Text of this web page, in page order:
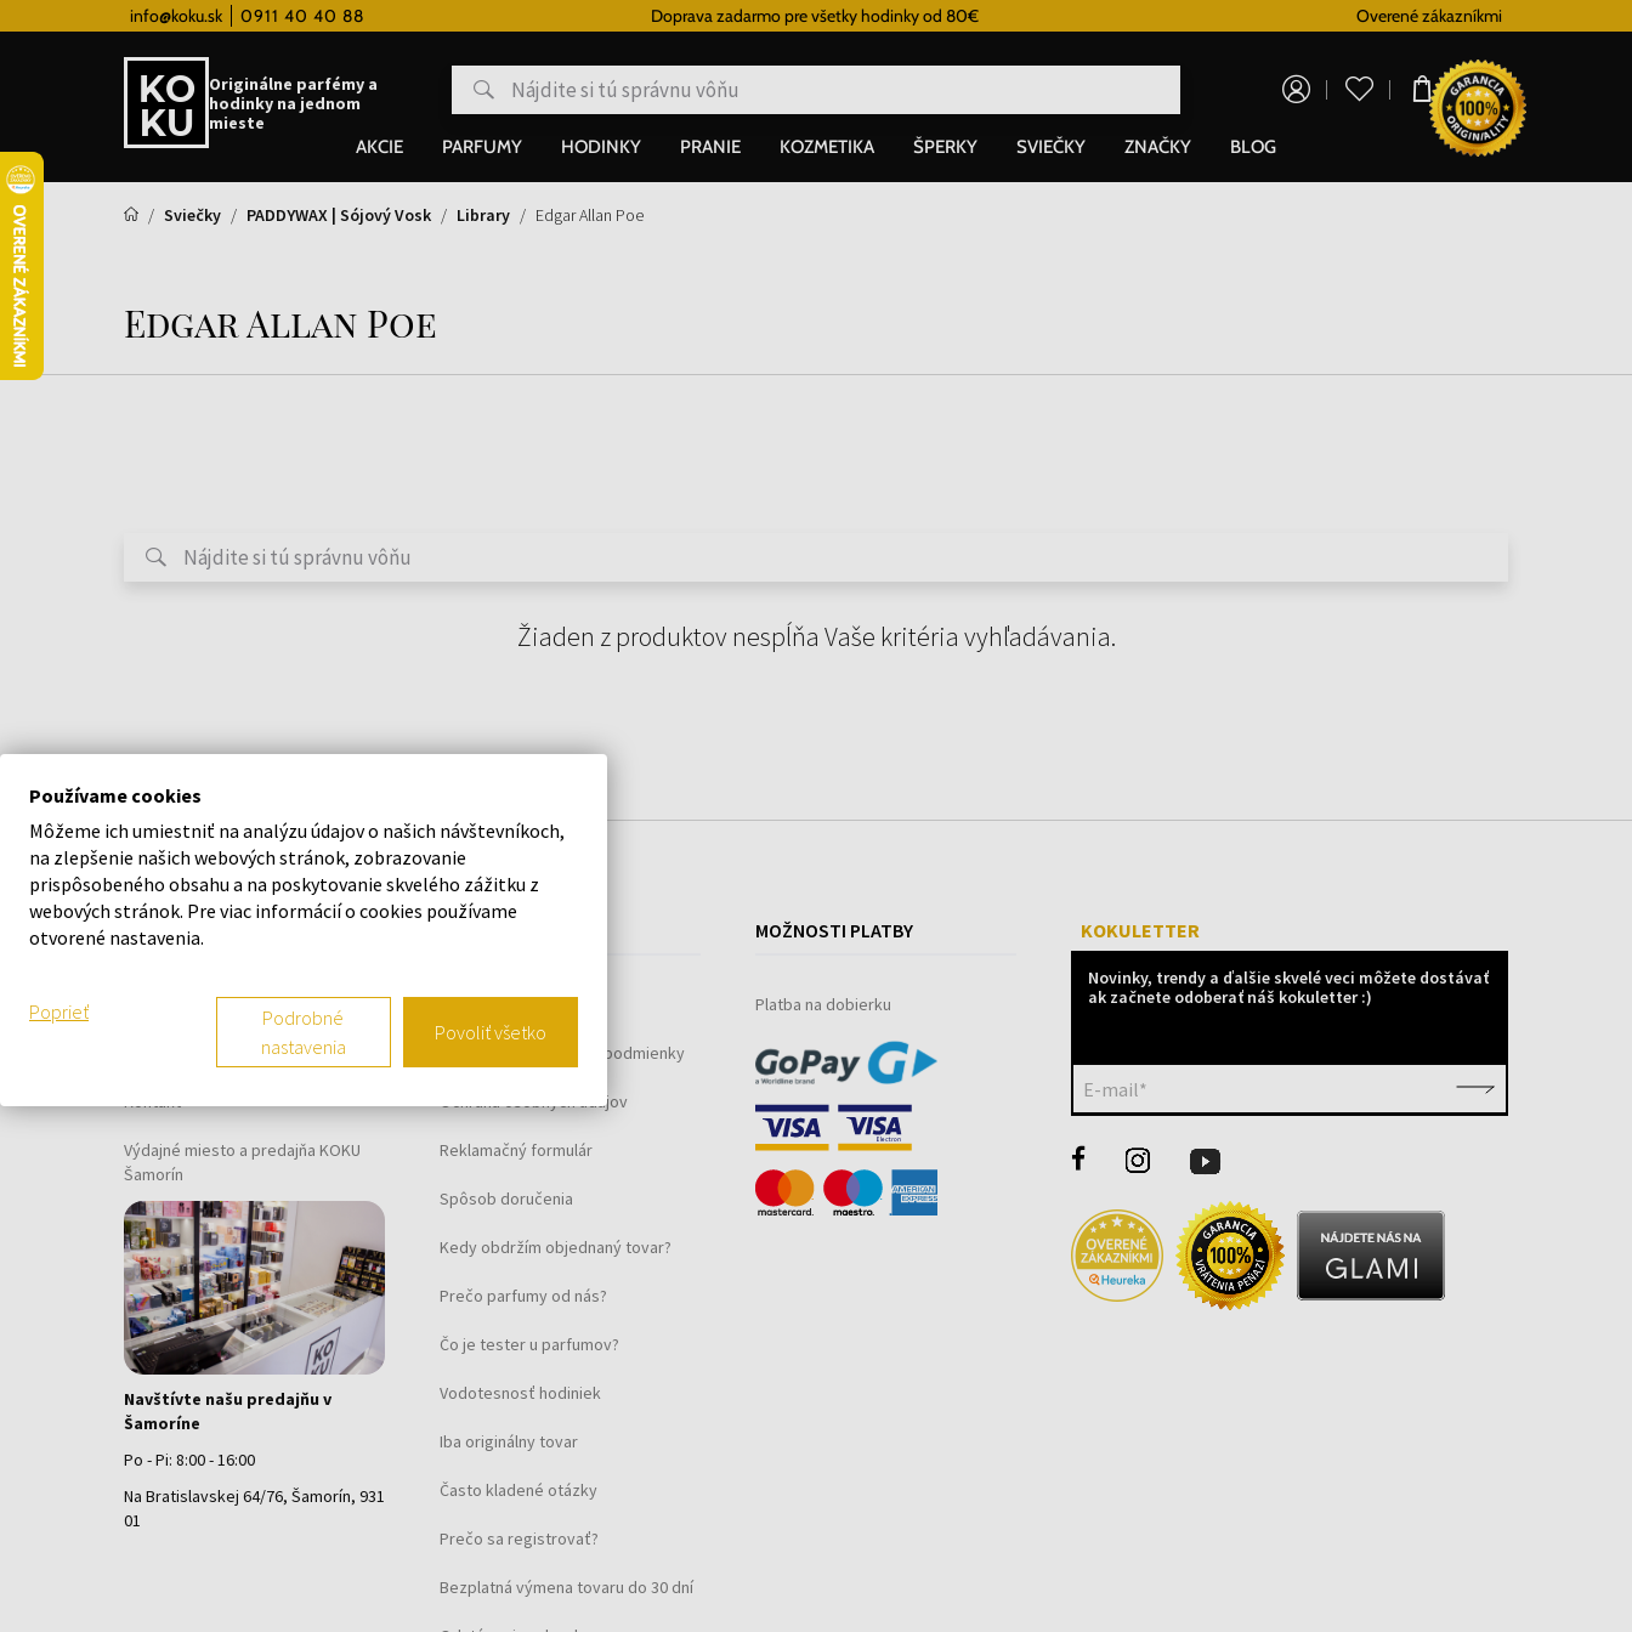
info@koku.sk 0911 40 40 88Vernostný systém Doprava zadarmo pre všetky hodinky od 80€ Overené zákazníkmi
Originálne parfémy a
hodinky na jednom
mieste
0,00 €
AKCIE PARFUMY HODINKY PRANIE KOZMETIKA ŠPERKY SVIEČKY ZNAČKY BLOG
Sviečky PADDYWAX | Sójový Vosk Library Edgar Allan Poe
Edgar Allan Poe
Žiaden z produktov nespĺňa Vaše kritéria vyhľadávania.
O SPOLOČNOSTI
Kontaktný formulár
Kontakt
Výdajné miesto a predajňa KOKU
Šamorín
Navštívte našu predajňu v
Šamoríne
Po - Pi: 8:00 - 16:00
Na Bratislavskej 64/76, Šamorín, 931
01
Vernostný systém
Všeobecné obchodné podmienky
Ochrana osobných údajov
Reklamačný formulár
Spôsob doručenia
Kedy obdržím objednaný tovar?
Prečo parfumy od nás?
Čo je tester u parfumov?
Vodotesnosť hodiniek
Iba originálny tovar
Často kladené otázky
Prečo sa registrovať?
Bezplatná výmena tovaru do 30 dní
MOŽNOSTI PLATBY
Platba na dobierku
KOKULETTER
Novinky, trendy a ďalšie skvelé veci môžete dostávať
ak začnete odoberať náš kokuletter :)
E-mail*
Používame cookies
Môžeme ich umiestniť na analýzu údajov o našich návštevníkoch,
na zlepšenie našich webových stránok, zobrazovanie
prispôsobeného obsahu a na poskytovanie skvelého zážitku z
webových stránok. Pre viac informácií o cookies používame
otvorené nastavenia.
Poprieť
Podrobné
nastavenia
Povoliť všetko